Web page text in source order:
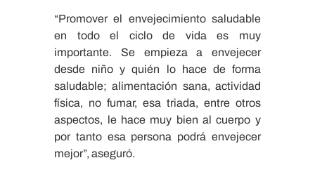
“Promover el envejecimiento saludable
en todo el ciclo de vida es muy
importante. Se empieza a envejecer
desde niño y quién lo hace de forma
saludable; alimentación sana, actividad
física, no fumar, esa triada, entre otros
aspectos, le hace muy bien al cuerpo y
por tanto esa persona podrá envejecer
mejor”, aseguró.